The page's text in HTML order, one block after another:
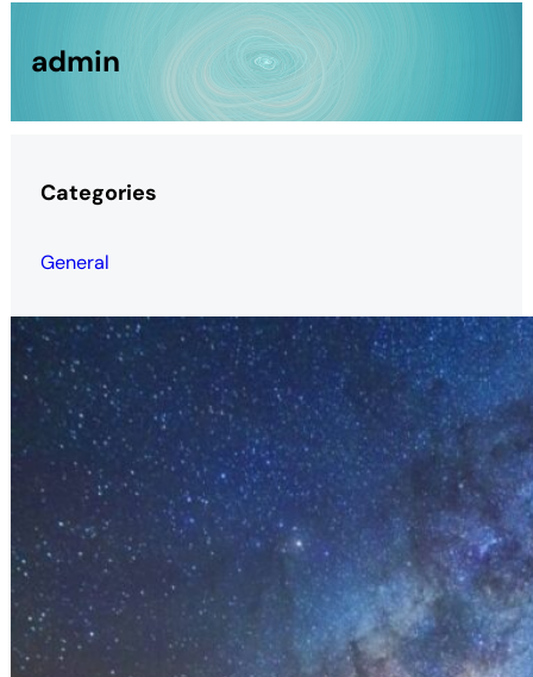
admin
Categories
General